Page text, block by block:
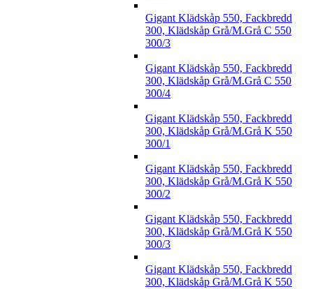
Gigant Klädskåp 550, Fackbredd
300, Klädskåp Grå/M.Grå C 550
300/3
Gigant Klädskåp 550, Fackbredd
300, Klädskåp Grå/M.Grå C 550
300/4
Gigant Klädskåp 550, Fackbredd
300, Klädskåp Grå/M.Grå K 550
300/1
Gigant Klädskåp 550, Fackbredd
300, Klädskåp Grå/M.Grå K 550
300/2
Gigant Klädskåp 550, Fackbredd
300, Klädskåp Grå/M.Grå K 550
300/3
Gigant Klädskåp 550, Fackbredd
300, Klädskåp Grå/M.Grå K 550